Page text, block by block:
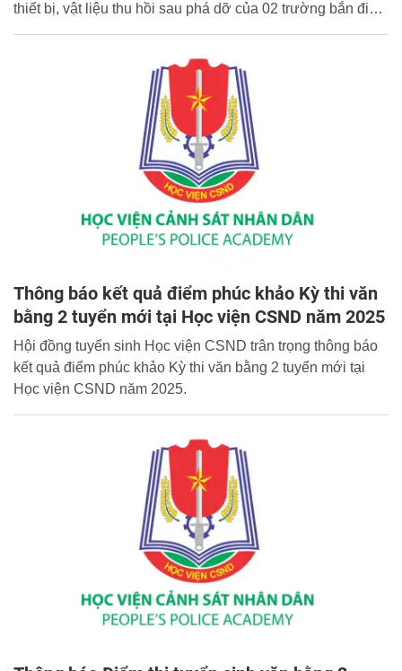
thiết bị, vật liệu thu hồi sau phá dỡ của 02 trường bắn điện
Tư vấn pháp luật, gửi hồ sơ năng lực, thư chào giá, để
tham gia thực hiện gói thầu tư vấn pháp luật để thanh lý tài
Thông báo kết quả điểm phúc khảo Kỳ thi văn
bằng 2 tuyển mới tại Học viện CSND năm 2025
Hội đồng tuyển sinh Học viện CSND trân trọng thông báo
kết quả điểm phúc khảo Kỳ thi văn bằng 2 tuyển mới tại
Học viện CSND năm 2025.